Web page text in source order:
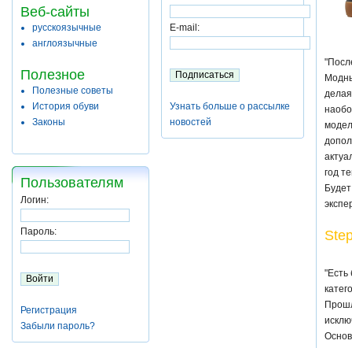
Веб-сайты
русскоязычные
англоязычные
Полезное
Полезные советы
История обуви
Законы
Пользователям
Логин:
Пароль:
Регистрация
Забыли пароль?
E-mail:
Узнать больше о рассылке
новостей
год
"Есть